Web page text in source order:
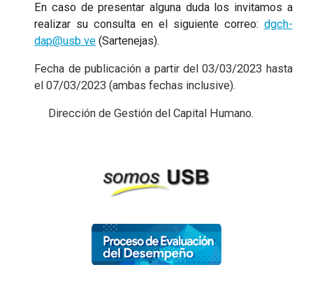
En caso de presentar alguna duda los invitamos a
realizar su consulta en el siguiente correo: dgch-
dap@usb.ve (Sartenejas).
Fecha de publicación a partir del 03/03/2023 hasta
el 07/03/2023 (ambas fechas inclusive).
Dirección de Gestión del Capital Humano.